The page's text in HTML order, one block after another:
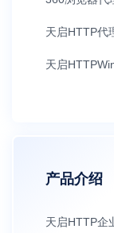
天启HTTP代
天启
产品介绍
天启HTTP企